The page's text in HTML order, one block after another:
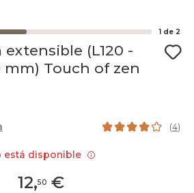
1 de 2
(L120 -
mm) Touch of zen
(4)
12,50 €